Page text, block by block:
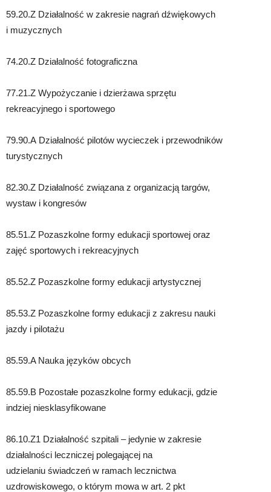
59.20.Z Działalność w zakresie nagrań dźwiękowych
i muzycznych
74.20.Z Działalność fotograficzna
77.21.Z Wypożyczanie i dzierżawa sprzętu
rekreacyjnego i sportowego
79.90.A Działalność pilotów wycieczek i przewodników
turystycznych
82.30.Z Działalność związana z organizacją targów,
wystaw i kongresów
85.51.Z Pozaszkolne formy edukacji sportowej oraz
zajęć sportowych i rekreacyjnych
85.52.Z Pozaszkolne formy edukacji artystycznej
85.53.Z Pozaszkolne formy edukacji z zakresu nauki
jazdy i pilotażu
85.59.A Nauka języków obcych
85.59.B Pozostałe pozaszkolne formy edukacji, gdzie
indziej niesklasyfikowane
86.10.Z1 Działalność szpitali – jedynie w zakresie
działalności leczniczej polegającej na
udzielaniu świadczeń w ramach lecznictwa
uzdrowiskowego, o którym mowa w art. 2 pkt